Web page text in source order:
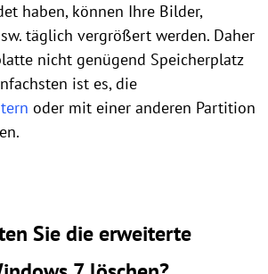
haben, können Ihre Bilder,
täglich vergrößert werden. Daher
nicht genügend Speicherplatz
ist es, die
oder mit einer anderen Partition
Sie die erweiterte